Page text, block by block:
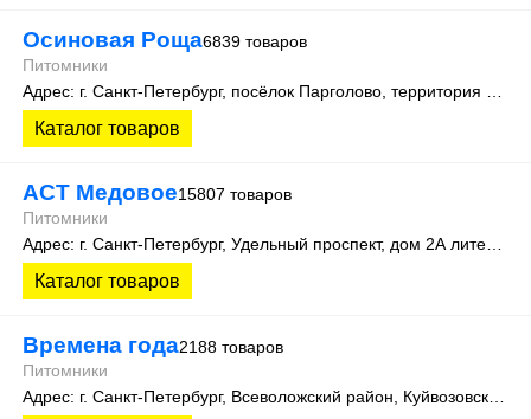
Осиновая Роща6839 товаров
Питомники
Каталог товаров
АСТ Медовое15807 товаров
Питомники
Каталог товаров
Времена года2188 товаров
Питомники